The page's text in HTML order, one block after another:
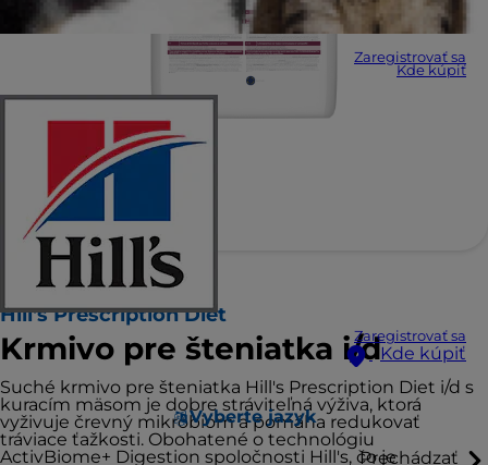
Zaregistrovať sa
Kde kúpiť
Zaregistrovať sa
Kde kúpiť
Vyberte jazyk
Prechádzať
Hill's Prescription Diet
Krmivo pre šteniatka i/d
Suché krmivo pre šteniatka Hill's Prescription Diet i/d s
kuracím mäsom je dobre stráviteľná výživa, ktorá
vyživuje črevný mikrobióm a pomáha redukovať
tráviace ťažkosti. Obohatené o technológiu
ActivBiome+ Digestion spoločnosti Hill's, čo je